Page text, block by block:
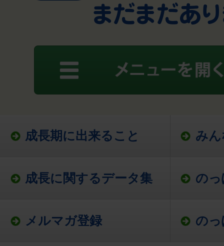
成長期に出来ること み
成長に関するデータ集 の
メルマガ登録 の